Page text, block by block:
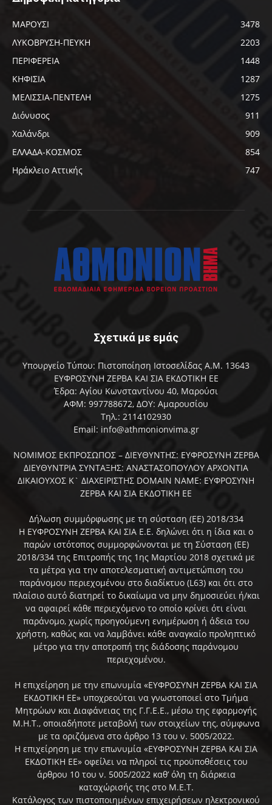
ΜΑΡΟΥΣΙ
3478
ΛΥΚΟΒΡΥΣΗ-ΠΕΥΚΗ
2203
ΠΕΡΙΦΕΡΕΙΑ
1448
ΚΗΦΙΣΙΑ
1287
ΜΕΛΙΣΣΙΑ-ΠΕΝΤΕΛΗ
1275
Διόνυσος
911
Χαλάνδρι
909
ΕΛΛΑΔΑ-ΚΟΣΜΟΣ
854
Ηράκλειο Αττικής
747
Σχετικά με εμάς
Υπουργείο Τύπου: Πιστοποίηση Ιστοσελίδας Α.Μ. 13643
ΕΥΦΡΟΣΥΝΗ ΖΕΡΒΑ ΚΑΙ ΣΙΑ ΕΚΔΟΤΙΚΗ ΕΕ
Έδρα: Αγίου Κωνσταντίνου 40, Μαρούσι
ΑΦΜ: 997788672, ΔΟΥ: Αμαρουσίου
Τηλ.: 2114102930
Email: info@athmonionvima.gr
ΝΟΜΙΜΟΣ ΕΚΠΡΟΣΩΠΟΣ – ΔΙΕΥΘΥΝΤΗΣ: ΕΥΦΡΟΣΥΝΗ ΖΕΡΒΑ
ΔΙΕΥΘΥΝΤΡΙΑ ΣΥΝΤΑΞΗΣ: ΑΝΑΣΤΑΣΟΠΟΥΛΟΥ ΑΡΧΟΝΤΙΑ
ΔΙΚΑΙΟΥΧΟΣ Κ` ΔΙΑΧΕΙΡΙΣΤΗΣ DOMAIN NAME: ΕΥΦΡΟΣΥΝΗ
ΖΕΡΒΑ ΚΑΙ ΣΙΑ ΕΚΔΟΤΙΚΗ ΕΕ
Δήλωση συμμόρφωσης με τη σύσταση (ΕΕ) 2018/334
Η ΕΥΦΡΟΣΥΝΗ ΖΕΡΒΑ ΚΑΙ ΣΙΑ Ε.Ε. δηλώνει ότι η ίδια και ο
παρών ιστότοπος συμμορφώνονται με τη Σύσταση (ΕΕ)
2018/334 της Επιτροπής της 1ης Μαρτίου 2018 σχετικά με
τα μέτρα για την αποτελεσματική αντιμετώπιση του
παράνομου περιεχομένου στο διαδίκτυο (L63) και ότι στο
πλαίσιο αυτό διατηρεί το δικαίωμα να μην δημοσιεύει ή/και
να αφαιρεί κάθε περιεχόμενο το οποίο κρίνει ότι είναι
παράνομο, χωρίς προηγούμενη ενημέρωση ή άδεια του
χρήστη, καθώς και να λαμβάνει κάθε αναγκαίο προληπτικό
μέτρο για την αποτροπή της διάδοσης παράνομου
περιεχομένου.
Η επιχείρηση με την επωνυμία «ΕΥΦΡΟΣΥΝΗ ΖΕΡΒΑ ΚΑΙ ΣΙΑ
ΕΚΔΟΤΙΚΗ ΕΕ» υποχρεούται να γνωστοποιεί στο Τμήμα
Μητρώων και Διαφάνειας της Γ.Γ.Ε.Ε., μέσω της εφαρμογής
Μ.Η.Τ., οποιαδήποτε μεταβολή των στοιχείων της, σύμφωνα
με τα οριζόμενα στο άρθρο 13 του ν. 5005/2022.
Η επιχείρηση με την επωνυμία «ΕΥΦΡΟΣΥΝΗ ΖΕΡΒΑ ΚΑΙ ΣΙΑ
ΕΚΔΟΤΙΚΗ ΕΕ» οφείλει να πληροί τις προϋποθέσεις του
άρθρου 10 του ν. 5005/2022 καθ’ όλη τη διάρκεια
καταχώρισής της στο Μ.Ε.Τ.
Κατάλογος των πιστοποιημένων επιχειρήσεων ηλεκτρονικού